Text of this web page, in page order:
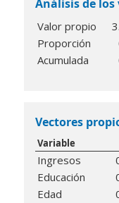
Análisis de
Valor propio
Proporción
Acumulada
Vectores
Variable
Ingresos
Educación
Edad